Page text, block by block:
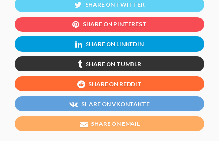
SHARE ON TWITTER
SHARE ON PINTEREST
SHARE ON LINKEDIN
SHARE ON TUMBLR
SHARE ON REDDIT
SHARE ON VKONTAKTE
SHARE ON EMAIL